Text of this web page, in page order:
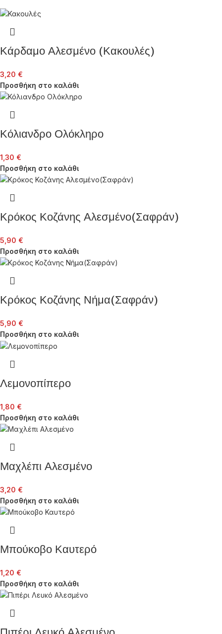
Κάρδαμο Αλεσμένο (Κακουλές)
3,20 €
Προσθήκη στο καλάθι
Κόλιανδρο Ολόκληρο
1,30 €
Προσθήκη στο καλάθι
Κρόκος Κοζάνης Αλεσμένο(Σαφράν)
5,90 €
Προσθήκη στο καλάθι
Κρόκος Κοζάνης Νήμα(Σαφράν)
5,90 €
Προσθήκη στο καλάθι
Λεμονοπίπερο
1,80 €
Προσθήκη στο καλάθι
Μαχλέπι Αλεσμένο
3,20 €
Προσθήκη στο καλάθι
Μπούκοβο Καυτερό
1,20 €
Προσθήκη στο καλάθι